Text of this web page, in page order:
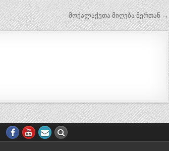
მოქალაქეთა მიღება მერთან →